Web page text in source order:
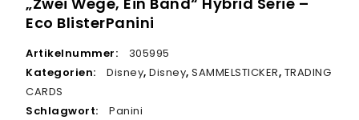
Eco BlisterPanini
Artikelnummer:
305995
Kategorien:
Disney,Disney,SAMMELSTICKER, TRADING
CARDS
Schlagwort:
Panini